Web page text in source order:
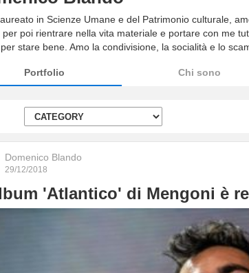
in Scienze Umane e del Patrimonio culturale,
per poi rientrare nella vita materiale e portare con me
stare bene. Amo la condivisione, la socialità e lo
Portfolio Chi sono
Domenico Blando
29/12/2018
'Atlantico' di Mengoni è